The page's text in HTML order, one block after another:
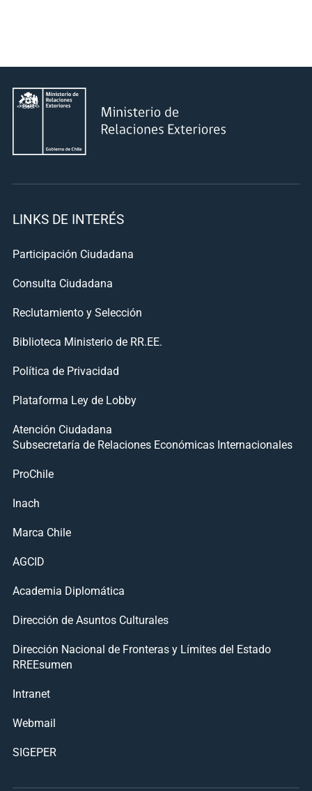
LINKS DE INTERÉS
Participación Ciudadana
Consulta Ciudadana
Reclutamiento y Selección
Biblioteca Ministerio de RR.EE.
Política de Privacidad
Plataforma Ley de Lobby
Atención Ciudadana
Subsecretaría de Relaciones Económicas Internacionales
ProChile
Inach
Marca Chile
AGCID
Academia Diplomática
Dirección de Asuntos Culturales
Dirección Nacional de Fronteras y Límites del Estado
RREEsumen
Intranet
Webmail
SIGEPER